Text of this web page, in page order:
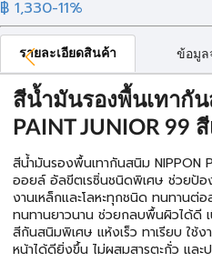
฿ 1,330-11%
รายละเอียดสินค้า ข้อมูล
สีน้ำมันรองพื้นเทากัน
PAINT JUNIOR 99
สีน้ำมันรองพื้นเทากันสนิม NIPPON
ออยล์ อัลขีตเรซิ่นชนิดพิเศษ ช่วยป้อ
งานเหล็กและโลหะทุกชนิด ทนทานต่
ทนทานยาวนาน ช่วยกลบพื้นผิวได้ดี
สีกันสนิมพิเศษ แห้งเร็ว ทาเรียบ ใช้
หน้าได้ดียิ่งขึ้น ไม่ผสมสารตะกั่ว แล